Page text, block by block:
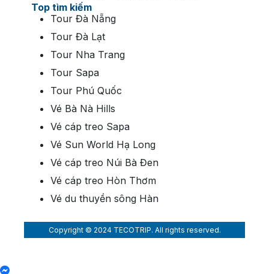
Top tìm kiếm
Tour Đà Nẵng
Tour Đà Lạt
Tour Nha Trang
Tour Sapa
Tour Phú Quốc
Vé Bà Nà Hills
Vé cáp treo Sapa
Vé Sun World Hạ Long
Vé cáp treo Núi Bà Đen
Vé cáp treo Hòn Thơm
Vé du thuyền sông Hàn
Copyright © 2024 TECOTRIP. All rights reserved.